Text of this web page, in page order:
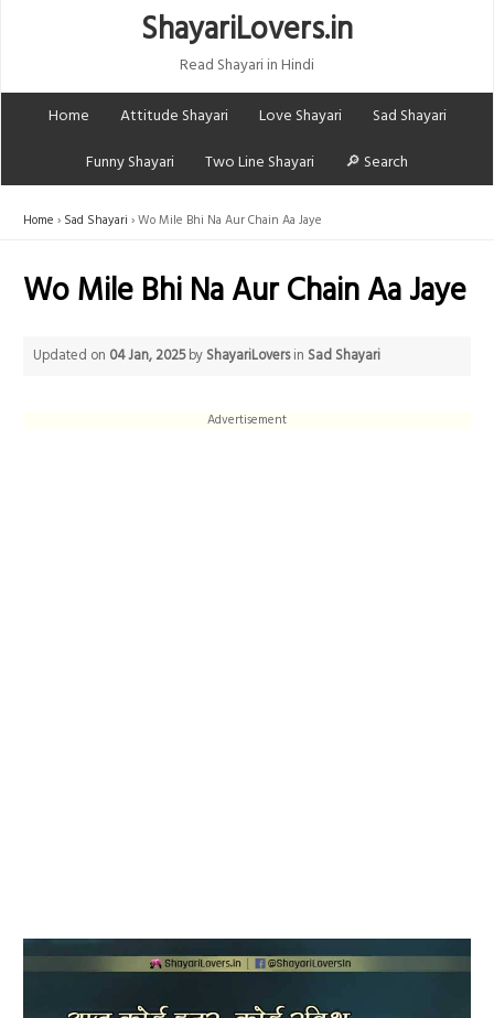
ShayariLovers.in
Read Shayari in Hindi
Home
Attitude Shayari Love Shayari
Sad Shayari
Funny Shayari
Two Line Shayari 🔎 Search
Home Sad Shayari Wo Mile Bhi Na Aur Chain Aa Jaye
Wo Mile Bhi Na Aur Chain Aa Jaye
Updated on 04 Jan, 2025by ShayariLoversin Sad Shayari
Advertisement